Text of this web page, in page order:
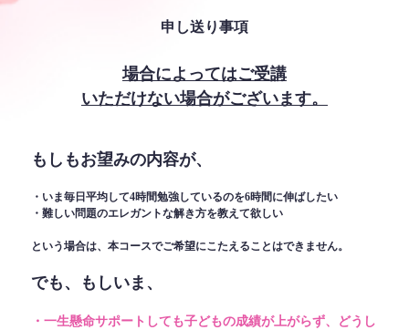
申し送り事項
場合によってはご受講
いただけない場合がございます。
もしもお望みの内容が、
・いま毎日平均して4時間勉強しているのを6時間に伸ばしたい
・難しい問題のエレガントな解き方を教えて欲しい
という場合は、本コースでご希望にこたえることはできません。
でも、もしいま、
・一生懸命サポートしても子どもの成績が上がらず、どうし